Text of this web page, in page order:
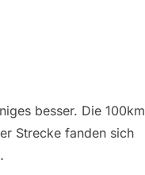
besser. Die 100km
Strecke fanden sich